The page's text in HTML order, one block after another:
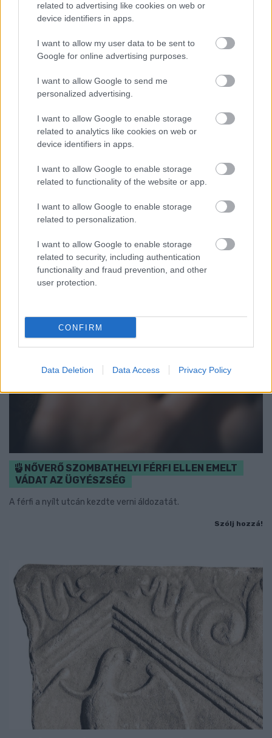
related to advertising like cookies on web or
device identifiers in apps.
I want to allow my user data to be sent to
Google for online advertising purposes.
I want to allow Google to send me
personalized advertising.
I want to allow Google to enable storage
related to analytics like cookies on web or
device identifiers in apps.
I want to allow Google to enable storage
related to functionality of the website or app.
I want to allow Google to enable storage
related to personalization.
I want to allow Google to enable storage
related to security, including authentication
functionality and fraud prevention, and other
user protection.
CONFIRM
Data Deletion Data Access Privacy Policy
ÁTADJÁK A MEGÚJULT ERZSÉBET LIGETI
KRESZ-PARKOT GYŐRBEN – CSALÁDI
Ügyességi versenyek, KRESZ-kvíz, ingyenes kerékpár- és e-
rollerjelölés is várja a családokat augusztus 8-án.
Szólj hozzá!
NŐVERŐ SZOMBATHELYI FÉRFI ELLEN EMELT
VÁDAT AZ ÜGYÉSZSÉG
A férfi a nyílt utcán kezdte verni áldozatát.
Szólj hozzá!